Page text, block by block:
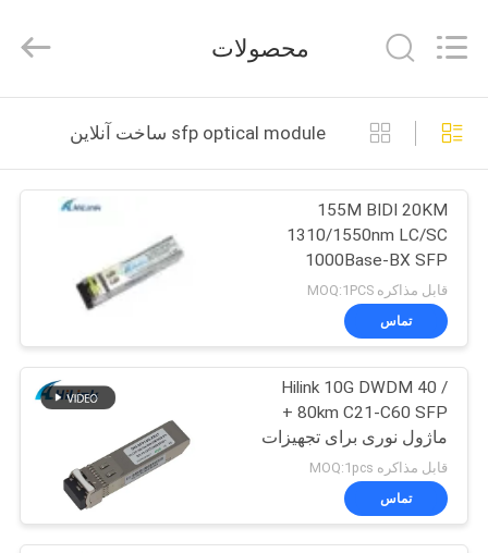
خونه
محصولات
درباره
تور
کارخانه
کنترل
کیفیت
Technology
Co.,Ltd..
Reserved.
محصولات
sfp optical module ساخت آنلاین
155M BIDI 20KM
1310/1550nm LC/SC
1000Base-BX SFP
ماژول های نوری گیرنده
قابل مذاکره MOQ:1PCS
تماس
Hilink 10G DWDM 40 /
80km C21-C60 SFP +
ماژول نوری برای تجهیزات
DWDM
قابل مذاکره MOQ:1pcs
تماس